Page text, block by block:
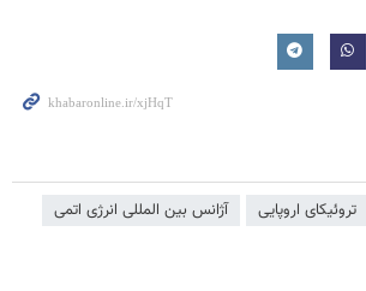
تروئیکای اروپایی آژانس بین المللی انرژی اتمی